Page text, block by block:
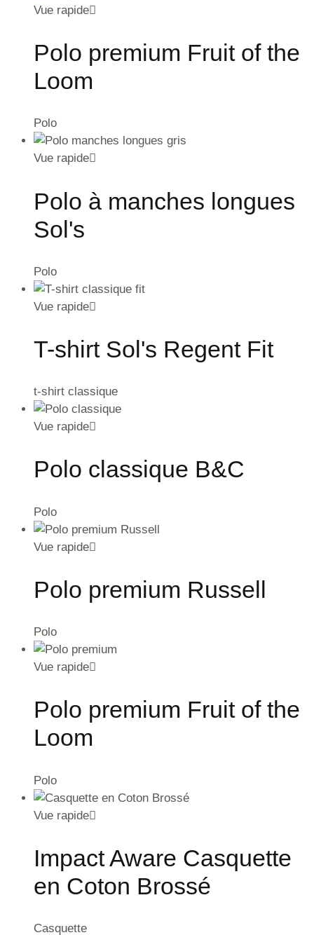
Vue rapide
Polo premium Fruit of the
Loom
Polo
Vue rapide
Polo à manches longues
Sol's
Polo
Vue rapide
T-shirt Sol's Regent Fit
t-shirt classique
Vue rapide
Polo classique B&C
Polo
Vue rapide
Polo premium Russell
Polo
Vue rapide
Polo premium Fruit of the
Loom
Polo
Vue rapide
Impact Aware Casquette
en Coton Brossé
Casquette